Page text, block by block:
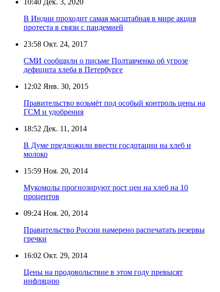
В Индии проходит самая масштабная в мире акция
протеста в связи с пандемией
23:58 Окт. 24, 2017
СМИ сообщили о письме Полтавченко об угрозе
дефицита хлеба в Петербурге
12:02 Янв. 30, 2015
Правительство возьмёт под особый контроль цены на
ГСМ и удобрения
18:52 Дек. 11, 2014
В Думе предложили ввести госдотации на хлеб и
молоко
15:59 Ноя. 20, 2014
Мукомолы прогнозируют рост цен на хлеб на 10
процентов
09:24 Ноя. 20, 2014
Правительство России намерено распечатать резервы
гречки
16:02 Окт. 29, 2014
Цены на продовольствие в этом году превысят
инфляцию